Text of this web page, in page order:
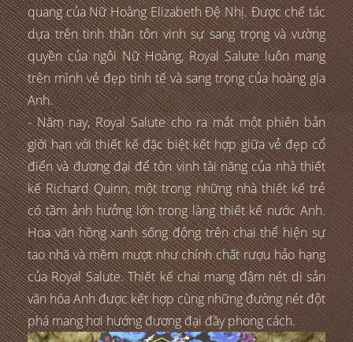
quang của Nữ Hoàng Elizabeth Đệ Nhị. Được chế tác
dựa trên tinh thần tôn vinh sự sang trọng và vường
quyền của ngôi Nữ Hoàng, Royal Salute luôn mang
trên mình vẻ đẹp tinh tế và sang trọng của hoàng gia
Anh.
- Năm nay, Royal Salute cho ra mắt một phiên bản
giới hạn với thiết kế đặc biệt kết hợp giữa vẻ đẹp cổ
điển và đương đại để tôn vinh tài năng của nhà thiết
kế Richard Quinn, một trong những nhà thiết kế trẻ
có tầm ảnh hưởng lớn trong làng thiết kế nước Anh.
Hoa văn hồng xanh sống động trên chai thể hiện sự
tao nhã và mềm mượt như chính chất rượu hảo hạng
của Royal Salute. Thiết kế chai mang đậm nét di sản
văn hóa Anh được kết hợp cùng những đường nét đột
phá mang hơi hướng đương đại đầy phong cách.